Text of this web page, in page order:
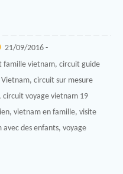
21/09/2016 -
famille vietnam, circuit guide
, circuit sur mesure
, circuit voyage vietnam 19
, vietnam en famille, visite
avec des enfants, voyage